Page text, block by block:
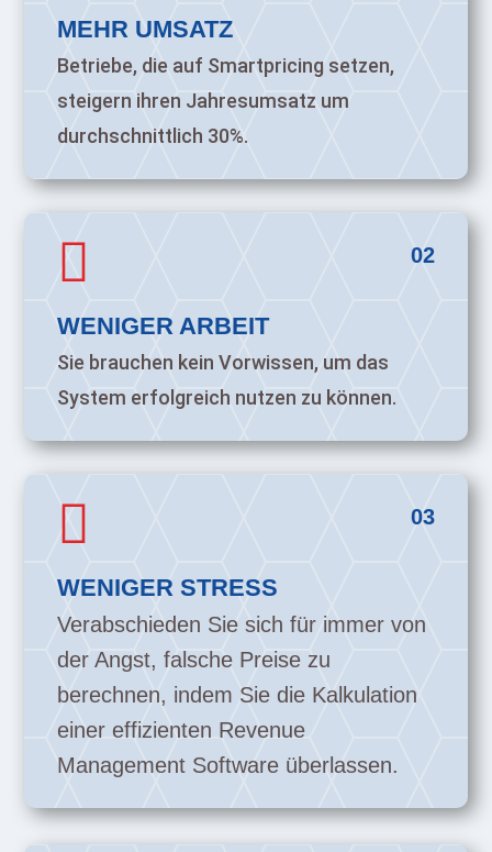
MEHR UMSATZ
Betriebe, die auf Smartpricing setzen,
steigern ihren Jahresumsatz um
durchschnittlich 30%.
02

WENIGER ARBEIT
Sie brauchen kein Vorwissen, um das
System erfolgreich nutzen zu können.
03

WENIGER STRESS
Verabschieden Sie sich für immer von
der Angst, falsche Preise zu
berechnen, indem Sie die Kalkulation
einer effizienten Revenue
Management Software überlassen.